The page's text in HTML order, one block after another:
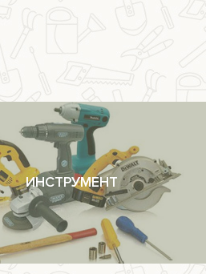
ИНСТРУМЕНТ